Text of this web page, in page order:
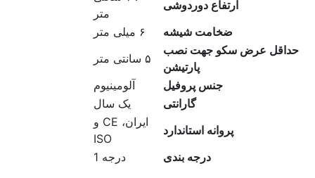
ارتفاع دوردوشی
متر
ضخامت شیشه
۶ میلی متر
حداقل عرض سکو جهت نصب
پارتیشن
۵ سانتی متر
جنس پروفیل
آلومینیوم
گارانتی
یک سال
پروانه استاندارد
ايران، CE و
ISO
درجه بندی
درجه 1